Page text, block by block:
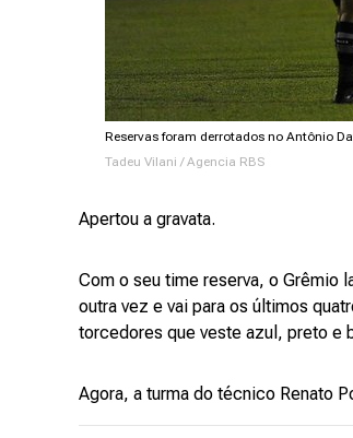
Reservas foram derrotados no Antônio
Tadeu Vilani / Agencia RBS
Apertou a gravata.
Com o seu time reserva, o Grêmio
outra vez e vai para os últimos
torcedores que veste azul, preto e
Agora, a turma do técnico Renato